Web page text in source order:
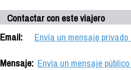
Contactar con este viajero
Email:
Envía un mensaje
Mensaje: Envía un mensaje